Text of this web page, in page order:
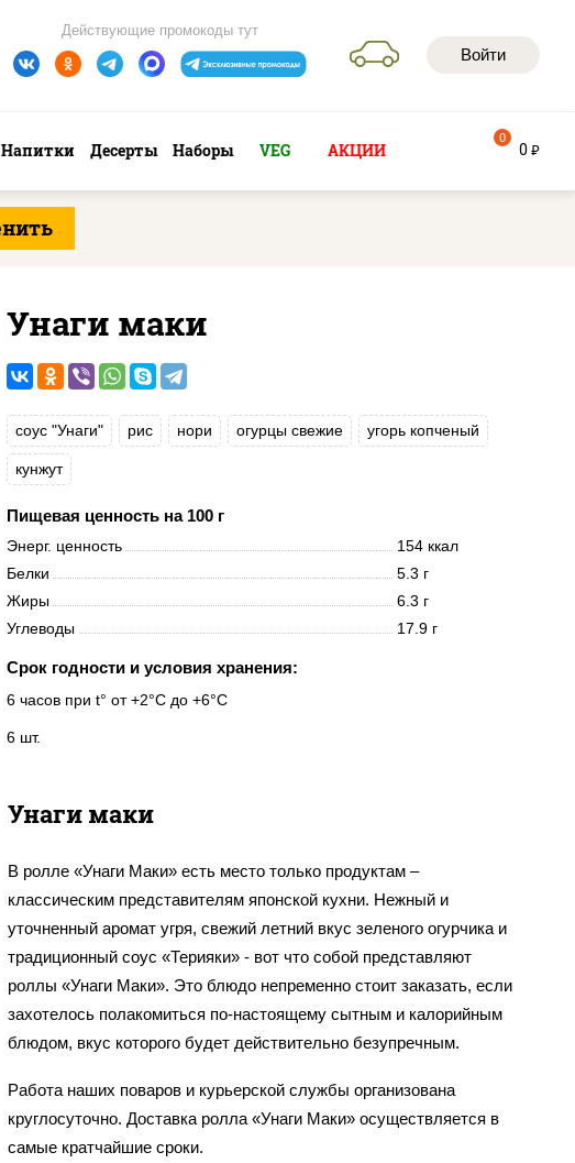
Войти
Действующие промокоды тут
Напитки Десерты Наборы VEG АКЦИИ 0 руб
0
Унаги маки
соус "Унаги" рис нори огурцы свежие угорь копченый
кунжут
Пищевая ценность на 100 г
Энерг. ценность
154 ккал
Белки
5.3 г
Жиры
6.3 г
Углеводы
17.9 г
Срок годности и условия хранения:
6 часов при t° от +2°C до +6°C
6 шт.
Унаги маки
В ролле «Унаги Маки» есть место только продуктам –
классическим представителям японской кухни. Нежный и
уточненный аромат угря, свежий летний вкус зеленого огурчика и
традиционный соус «Терияки» - вот что собой представляют
роллы «Унаги Маки». Это блюдо непременно стоит заказать, если
захотелось полакомиться по-настоящему сытным и калорийным
блюдом, вкус которого будет действительно безупречным.
Работа наших поваров и курьерской службы организована
круглосуточно. Доставка ролла «Унаги Маки» осуществляется в
самые кратчайшие сроки.